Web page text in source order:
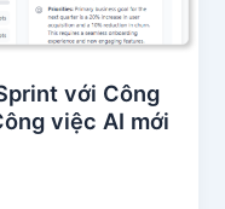
với Công
việc AI mới